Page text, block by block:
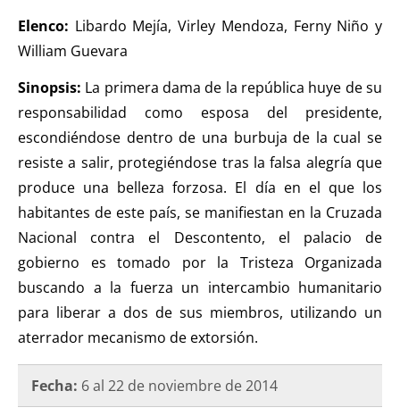
Elenco: Libardo Mejía, Virley Mendoza, Ferny Niño y
William Guevara
Sinopsis: La primera dama de la república huye de su
responsabilidad como esposa del presidente,
escondiéndose dentro de una burbuja de la cual se
resiste a salir, protegiéndose tras la falsa alegría que
produce una belleza forzosa. El día en el que los
habitantes de este país, se manifiestan en la Cruzada
Nacional contra el Descontento, el palacio de
gobierno es tomado por la Tristeza Organizada
buscando a la fuerza un intercambio humanitario
para liberar a dos de sus miembros, utilizando un
aterrador mecanismo de extorsión.
Fecha: 6 al 22 de noviembre de2014